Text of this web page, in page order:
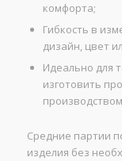
комфорта;
Гибкость в
дизайн, цвет
Идеально для
изготовить
Средние партии
изделия без